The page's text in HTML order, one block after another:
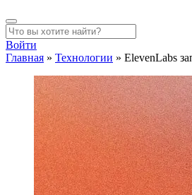
Войти
Главная » Технологии » ElevenLabs